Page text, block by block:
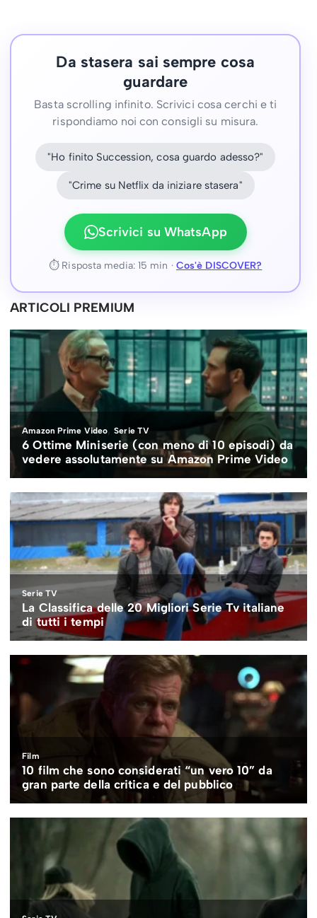
Da stasera sai sempre cosa
guardare
Basta scrolling infinito. Scrivici cosa cerchi e ti
rispondiamo noi con consigli su misura.
"Ho finito Succession, cosa guardo adesso?"
"Crime su Netflix da iniziare stasera"
Scrivici su WhatsApp
⏱ Risposta media: 15 min · Cos'è DISCOVER?
ARTICOLI PREMIUM